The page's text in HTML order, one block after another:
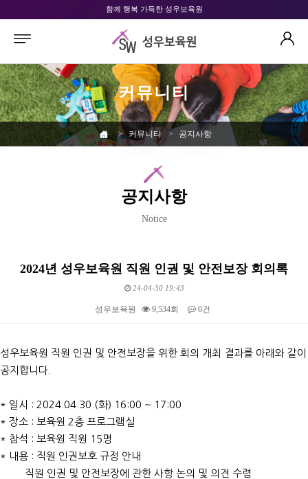
함께 행복 가득한 성우보육원
커뮤니티
> 커뮤니티 > 공지사항
공지사항
Notice
2024년 성우보육원 직원 인권 및 안전보장 회의록
24-04-30 19:43
성우보육원 9,534회 0건
성우보육원 직원 인권 및 안전보장을 위한 회의 개최 결과를 아래와 같이
공지합니다.
* 일시 : 2024.04.30.(화) 16:00 ~ 17:00
* 장소 : 보육원 2층 프로그램실
* 참석 : 보육원 직원 15명
* 내용 : 직원 인권보호 규정 안내
직원 인권 및 안전보장에 관한 사항 논의 및 의견 수렴